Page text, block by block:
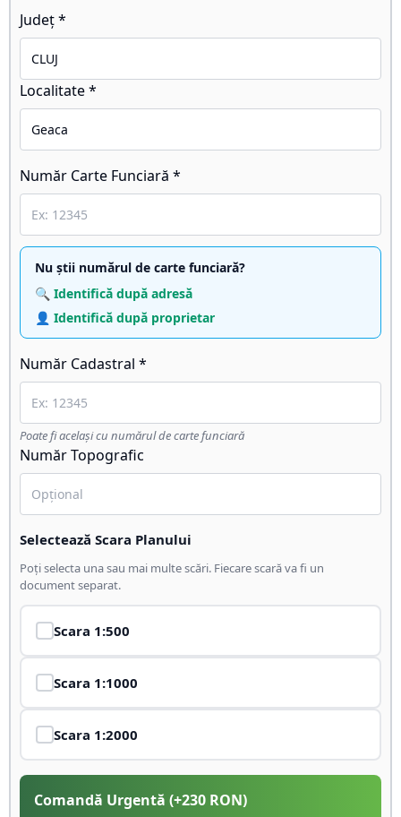
Județ *
Localitate *
Număr Carte Funciară *
Nu știi numărul de carte funciară?
🔍 Identifică după adresă
👤 Identifică după proprietar
Număr Cadastral *
Poate fi același cu numărul de carte funciară
Număr Topografic
Selectează Scara Planului
Poți selecta una sau mai multe scări. Fiecare scară va fi un
document separat.
Scara 1:500
Scara 1:1000
Scara 1:2000
Comandă Urgentă (+230 RON)